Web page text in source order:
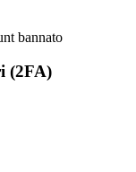
bannato
(2FA)